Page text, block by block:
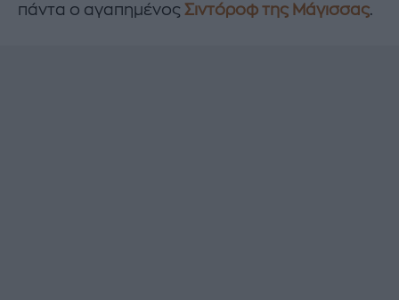
πάντα ο αγαπημένος Σιντόροφ της Μάγισσας